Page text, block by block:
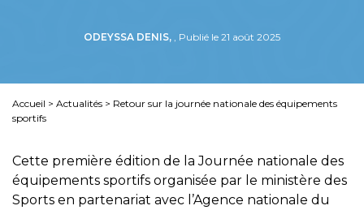
ODEYSSA DENIS, , Publié le 21 août 2025
Accueil > Actualités > Retour sur la journée nationale des équipements
sportifs
Cette première édition de la Journée nationale des
équipements sportifs organisée par le ministère des
Sports en partenariat avec l’Agence nationale du